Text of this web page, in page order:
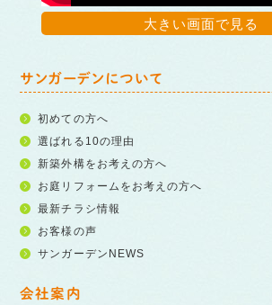
大きい画面で見る
サンガーデンについて
初めての方へ
選ばれる10の理由
新築外構をお考えの方へ
お庭リフォームをお考えの方へ
最新チラシ情報
お客様の声
サンガーデンNEWS
会社案内